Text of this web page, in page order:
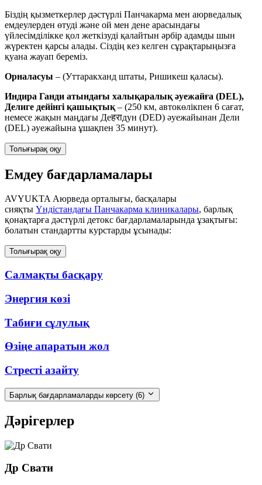
Біздің қызметкерлер дәстүрлі Панчакарма мен аюрведалық
емдеулерден өтуді және ой мен дене арасындағы
үйлесімділікке қол жеткізуді қалайтын әрбір адамды шын
жүректен қарсы алады. Сіздің кез келген сұрақтарыңызға
қуана жауап береміз.
Орналасуы – (Уттаракханд штаты, Ришикеш қаласы).
Индира Ганди атындағы халықаралық әуежайға (DEL),
Делиге дейінгі қашықтық – (250 км, автокөлікпен 6 сағат,
немесе жақын маңдағы Деहराдун (DED) әуежайынан Дели
(DEL) әуежайына ұшақпен 35 минут).
Толығырақ оқу
Емдеу бағдарламалары
AVYUKTA Аюрведа орталығы, басқалары
сияқты Үндістандағы Панчакарма клиникалары, барлық
қонақтарға дәстүрлі детокс бағдарламаларында ұзақтығы:
болатын стандартты курстарды ұсынады:
Толығырақ оқу
Салмақты басқару
Энергия көзі
Табиғи сұлулық
Өзіңе апаратын жол
Стресті азайту
Барлық бағдарламаларды көрсету (6)
Дәрігерлер
Др Свати